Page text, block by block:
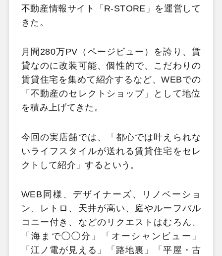
不動産情報サイト「R-STORE」を運営して
きた。
月間280万PV（ページビュー）を誇り、賃
貸なのに改装可能、個性的で、こだわりの
賃貸住宅を集めて紹介するなど、WEBでの
「不動産のセレクトショップ」として地位
を積み上げてきた。
今回の実店舗では、「都心では叶えられな
いライフスタイルが送れる賃貸住宅をセレ
クトして紹介」するという。
WEB同様、デザイナーズ、リノベーショ
ン、レトロ、天井が高い、庭やルーフバル
コニー付き、などのリクエストはむろん、
「海まで◯◯分」「オーシャンビュー」
「江ノ電が見える」「路地裏」「平屋・古